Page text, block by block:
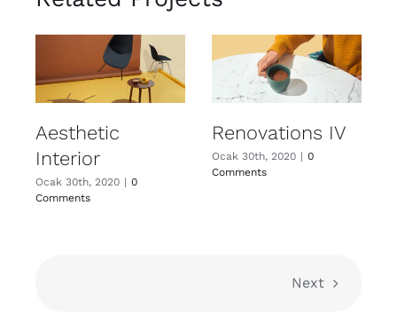
Aesthetic
Interior
Ocak 30th, 2020 | 0
Comments
Renovations IV
Ocak 30th, 2020 | 0
Comments
Next